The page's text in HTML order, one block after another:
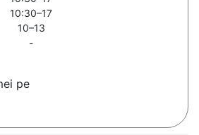
10:30–17
10–13
-
pe